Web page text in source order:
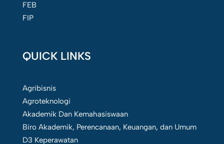
FEB
FIP
QUICK LINKS
Agribisnis
Agroteknologi
Akademik Dan Kemahasiswaan
Biro Akademik, Perencanaan, Keuangan, dan Umum
D3 Keperawatan